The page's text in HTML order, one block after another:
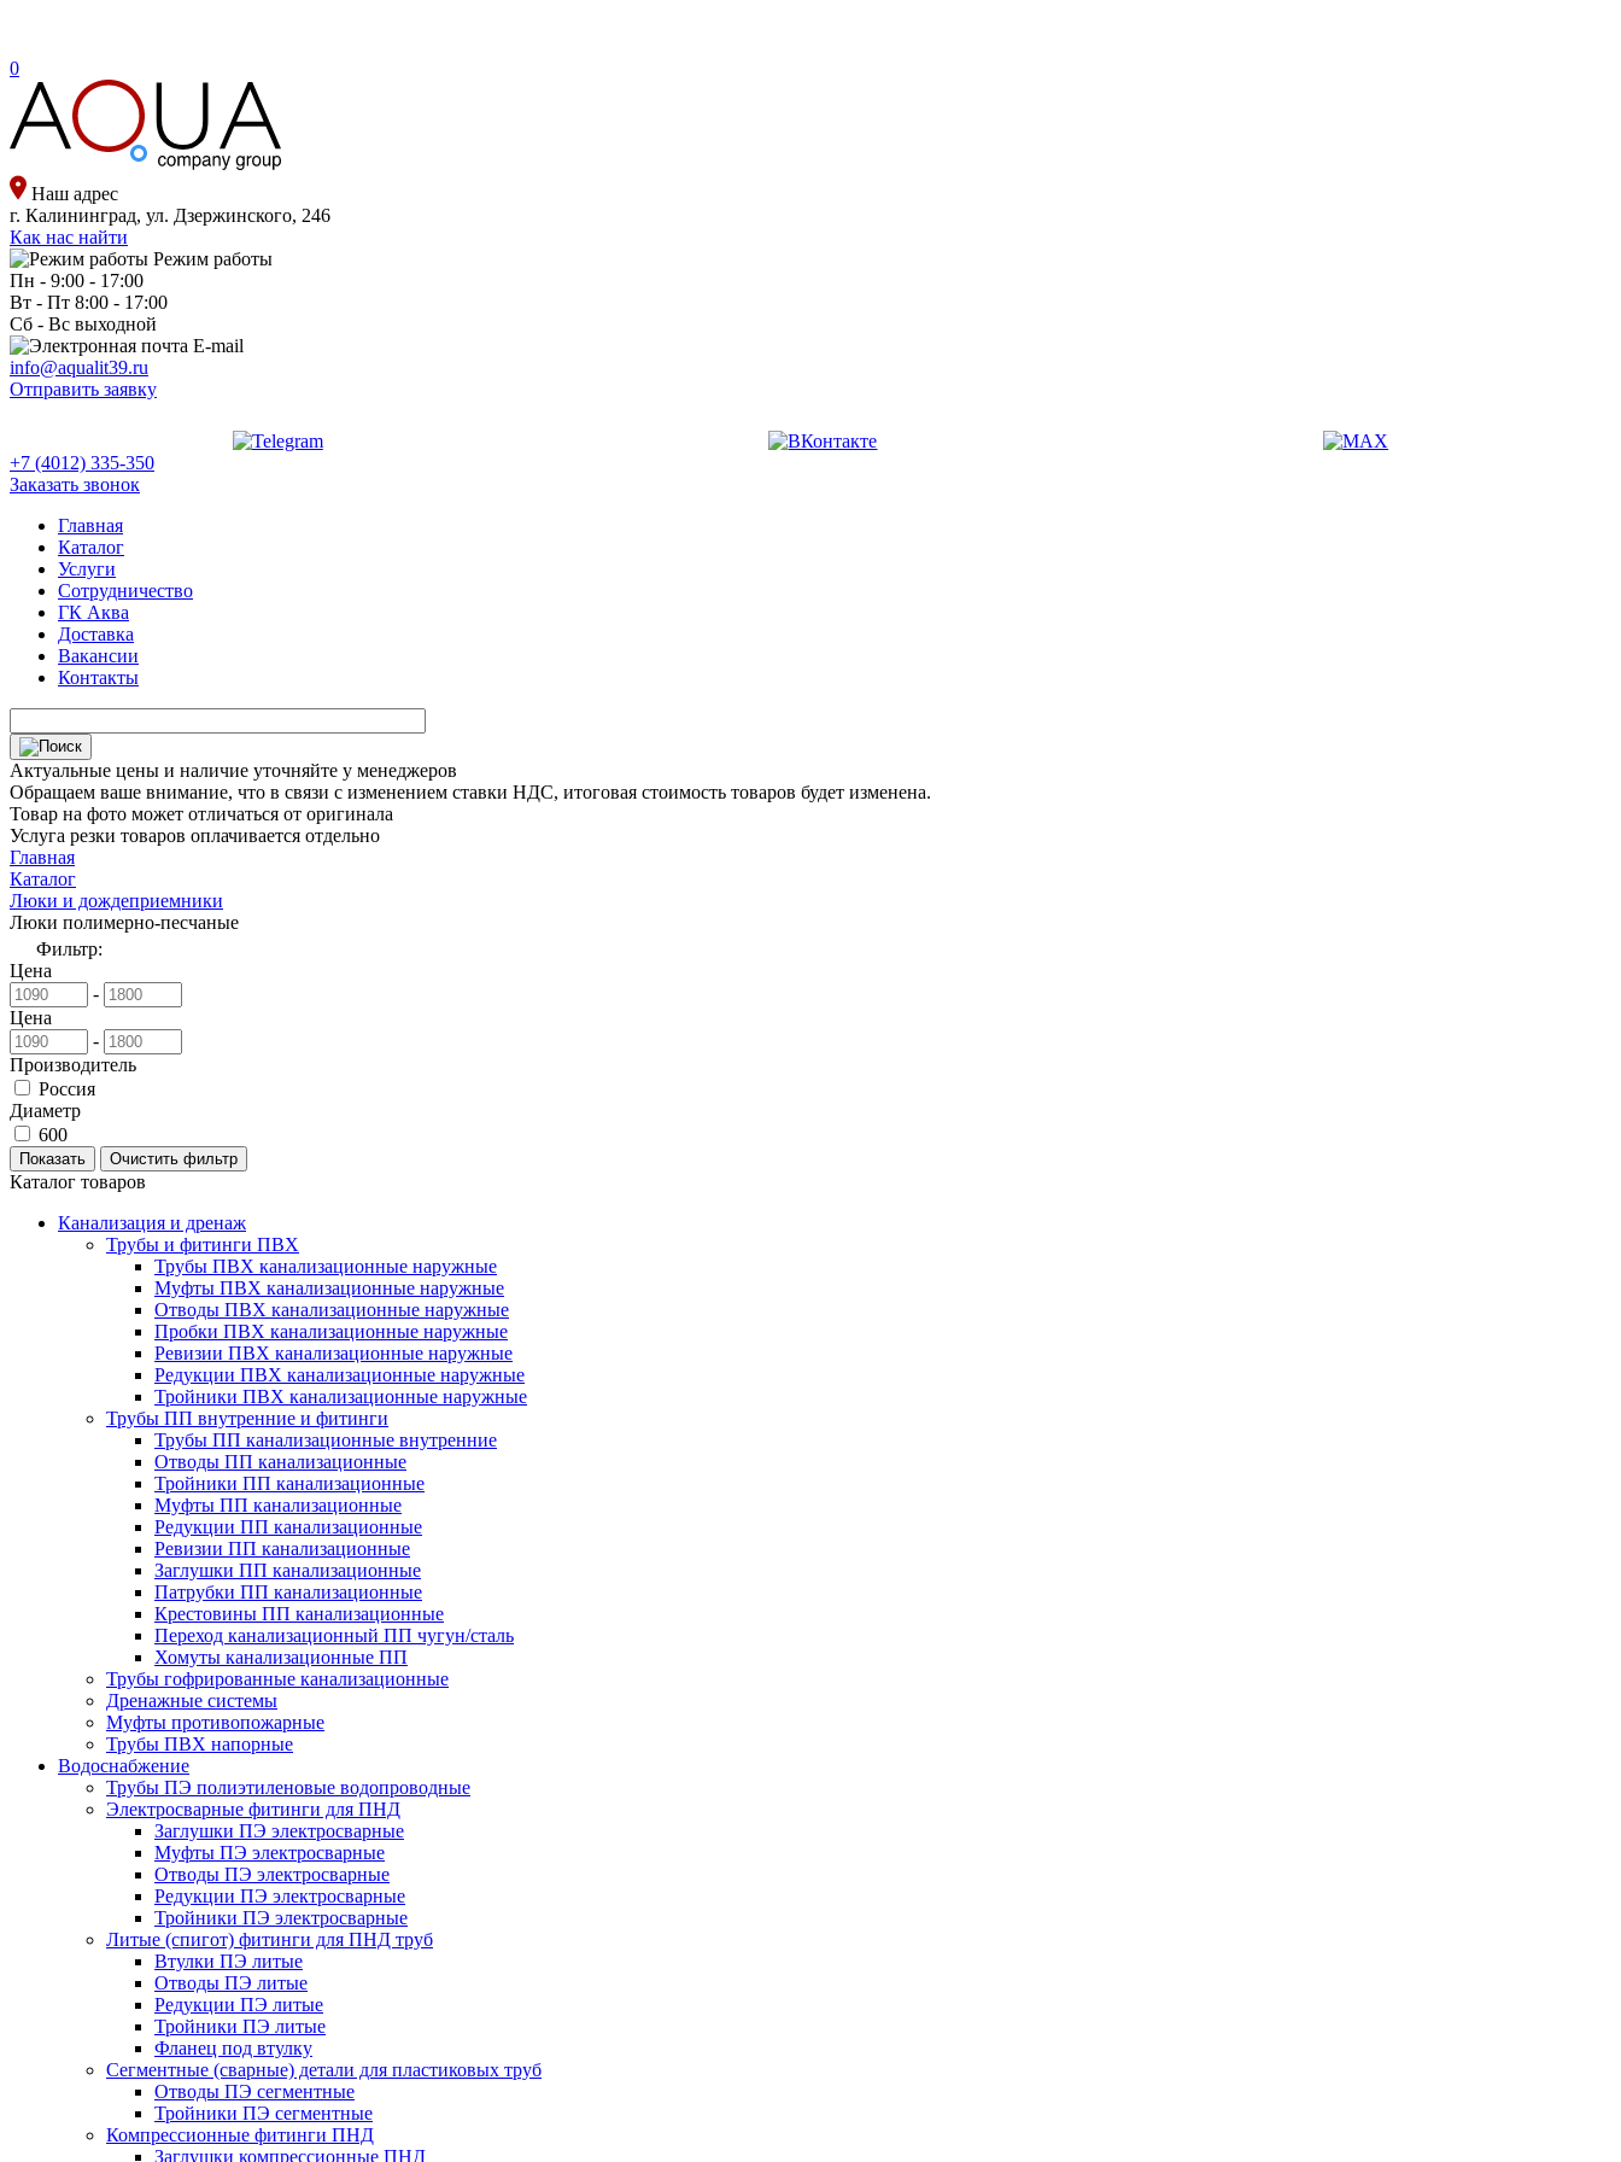
0
Наш адрес
г. Калининград, ул. Дзержинского, 246
Как нас найти
Режим работы
Пн - 9:00 - 17:00
Вт - Пт 8:00 - 17:00
Сб - Вс выходной
E-mail
info@aqualit39.ru
Отправить заявку
+7 (4012) 335-350
Заказать звонок
Главная
Каталог
Услуги
Сотрудничество
ГК Аква
Доставка
Вакансии
Контакты
Актуальные цены и наличие уточняйте у менеджеров
Обращаем ваше внимание, что в связи с изменением ставки НДС, итоговая стоимость товаров будет изменена.
Товар на фото может отличаться от оригинала
Услуга резки товаров оплачивается отдельно
Главная
Каталог
Люки и дождеприемники
Люки полимерно-песчаные
Фильтр:
Цена
-
Цена
-
Производитель
Россия
Диаметр
600
Каталог товаров
Канализация и дренаж
Трубы и фитинги ПВХ
Трубы ПВХ канализационные наружные
Муфты ПВХ канализационные наружные
Отводы ПВХ канализационные наружные
Пробки ПВХ канализационные наружные
Ревизии ПВХ канализационные наружные
Редукции ПВХ канализационные наружные
Тройники ПВХ канализационные наружные
Трубы ПП внутренние и фитинги
Трубы ПП канализационные внутренние
Отводы ПП канализационные
Тройники ПП канализационные
Муфты ПП канализационные
Редукции ПП канализационные
Ревизии ПП канализационные
Заглушки ПП канализационные
Патрубки ПП канализационные
Крестовины ПП канализационные
Переход канализационный ПП чугун/сталь
Хомуты канализационные ПП
Трубы гофрированные канализационные
Дренажные системы
Муфты противопожарные
Трубы ПВХ напорные
Водоснабжение
Трубы ПЭ полиэтиленовые водопроводные
Электросварные фитинги для ПНД
Заглушки ПЭ электросварные
Муфты ПЭ электросварные
Отводы ПЭ электросварные
Редукции ПЭ электросварные
Тройники ПЭ электросварные
Литые (спигот) фитинги для ПНД труб
Втулки ПЭ литые
Отводы ПЭ литые
Редукции ПЭ литые
Тройники ПЭ литые
Фланец под втулку
Сегментные (сварные) детали для пластиковых труб
Отводы ПЭ сегментные
Тройники ПЭ сегментные
Компрессионные фитинги ПНД
Заглушки компрессионные ПНД